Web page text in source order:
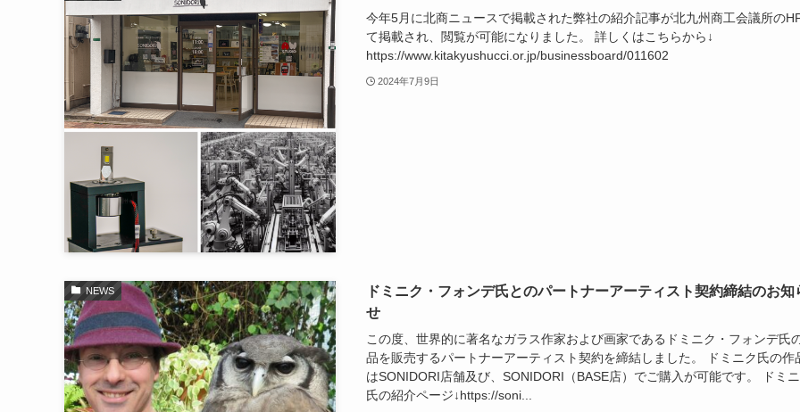
今年5月に北商ニュースで掲載された弊社の紹介記事が北九州商工会議所の
て掲載され、閲覧が可能になりました。 詳しくはこちらから↓
https://www.kitakyushucci.or.jp/businessboard/011602
2024年7月9日
NEWS
ドミニク・フォンデ氏とのパートナーアーティスト契約締結のお知
せ
この度、世界的に著名なガラス作家および画家であるドミニク・フォンデ氏
品を販売するパートナーアーティスト契約を締結しました。 ドミニク氏の作
はSONIDORI店舗及び、SONIDORI（BASE店）でご購入が可能です。 ドミ
氏の紹介ページ↓https://soni...